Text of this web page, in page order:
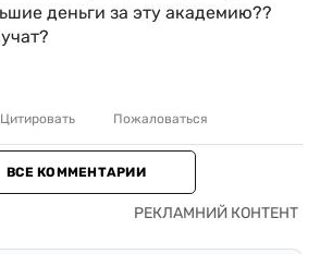
деньги за эту академию??
Цитировать Пожаловаться
ВСЕ КОММЕНТАРИИ